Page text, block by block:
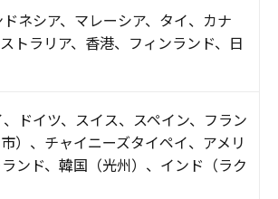
ネシア、マレーシア、タイ、カナ
トラリア、香港、フィンランド、日
ドイツ、スイス、スペイン、フラン
）、チャイニーズタイペイ、アメリ
ンド、韓国（光州）、インド（ラク